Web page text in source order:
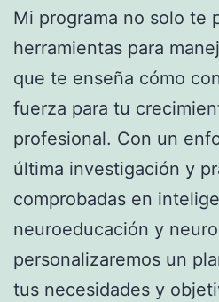
Mi programa no solo te
herramientas para
que te enseña cómo
fuerza para tu
profesional. Con un
última investigación y
comprobadas en
neuroeducación y
personalizaremos un
tus necesidades y